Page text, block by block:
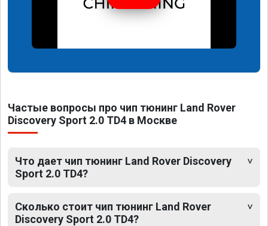
Частые вопросы про чип тюнинг Land Rover
Discovery Sport 2.0 TD4 в Москве
Что дает чип тюнинг Land Rover Discovery
Sport 2.0 TD4?
Сколько стоит чип тюнинг Land Rover
Discovery Sport 2.0 TD4?